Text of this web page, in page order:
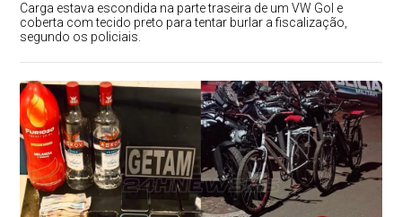
Carga estava escondida na parte traseira de um VW Gol e
coberta com tecido preto para tentar burlar a fiscalização,
segundo os policiais.